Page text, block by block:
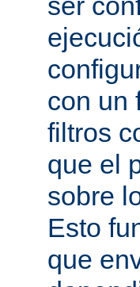
con un
filtros
que el
sobre
Esto
que